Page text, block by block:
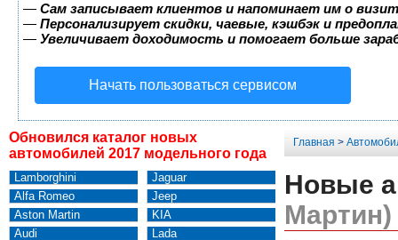
— Сам записывает клиентов и напоминает им о
— Персонализирует скидки, чаевые, кэшбэк и
— Увеличивает доходимость и помогает больше
Начать пользоваться сервисом
Обновился каталог новых
автомобилей 2017 модельного года
Lamborghini
Alfa Romeo
Aston Martin
Audi
Jaguar
Jeep
KIA
Lada
Главная >
Новые
Мартин)